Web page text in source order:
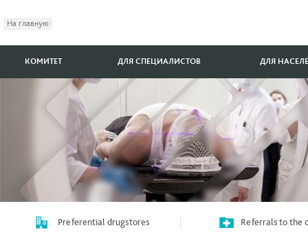
На главную
КОМИТЕТ ДЛЯ СПЕЦИАЛИСТОВ ДЛЯ
Preferential drugstores Referrals to the